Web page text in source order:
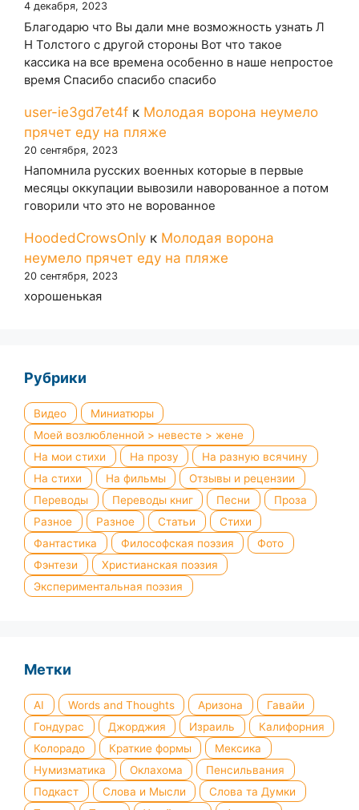
4 декабря, 2023
Благодарю что Вы дали мне возможность узнать Л
Н Толстого с другой стороны Вот что такое
кассика на все времена особенно в наше непростое
время Спасибо спасибо спасибо
user-ie3gd7et4f к Молодая ворона неумело
прячет еду на пляже
20 сентября, 2023
Напомнила русских военных которые в первые
месяцы оккупации вывозили наворованное а потом
говорили что это не ворованное
HoodedCrowsOnly к Молодая ворона
неумело прячет еду на пляже
20 сентября, 2023
хорошенькая
Рубрики
Видео
Миниатюры
Моей возлюбленной > невесте > жене
На мои стихи
На прозу
На разную всячину
На стихи
На фильмы
Отзывы и рецензии
Переводы
Переводы книг Песни
Проза
Разное
Разное Статьи
Стихи
Фантастика
Философская поэзия
Фото
Фэнтези
Христианская поэзия
Экспериментальная поэзия
Метки
AI Words and Thoughts Аризона
Гавайи
Гондурас
Джорджия Израиль
Калифорния
Колорадо
Краткие формы
Мексика
Нумизматика
Оклахома
Пенсильвания
Подкаст
Слова и Мысли
Слова та Думки